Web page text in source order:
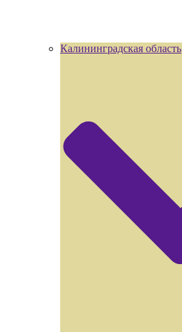
Калининградская область